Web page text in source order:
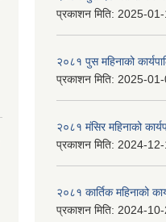
प्रकाशन मिति: 2025-01-
२०८१ पुस महिनाको
प्रकाशन मिति: 2025-01-
२०८१ मंसिर महिनाको
प्रकाशन मिति: 2024-12-
२०८१ कार्तिक महिनाको
प्रकाशन मिति: 2024-10-